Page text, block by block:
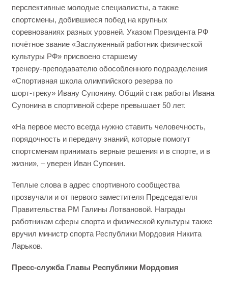
перспективные молодые специалисты, а также
спортсмены, добившиеся побед на крупных
соревнованиях разных уровней. Указом Президента РФ
почётное звание «Заслуженный работник физической
культуры РФ» присвоено старшему
тренеру‑преподавателю обособленного подразделения
«Спортивная школа олимпийского резерва по
шорт‑треку» Ивану Супонину. Общий стаж работы Ивана
Супонина в спортивной сфере превышает 50 лет.
«На первое место всегда нужно ставить человечность,
порядочность и передачу знаний, которые помогут
спортсменам принимать верные решения и в спорте, и в
жизни», – уверен Иван Супонин.
Теплые слова в адрес спортивного сообщества
прозвучали и от первого заместителя Председателя
Правительства РМ Галины Лотвановой. Награды
работникам сферы спорта и физической культуры также
вручил министр спорта Республики Мордовия Никита
Ларьков.
Пресс-служба Главы Республики Мордовия